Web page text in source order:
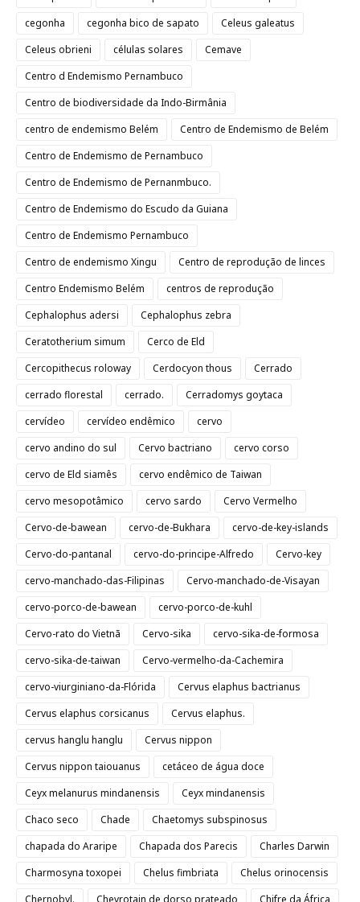
cegonha
cegonha bico de sapato
Celeus galeatus
Celeus obrieni
células solares
Cemave
Centro d Endemismo Pernambuco
Centro de biodiversidade da Indo-Birmânia
centro de endemismo Belém
Centro de Endemismo de Belém
Centro de Endemismo de Pernambuco
Centro de Endemismo de Pernanmbuco.
Centro de Endemismo do Escudo da Guiana
Centro de Endemismo Pernambuco
Centro de endemismo Xingu
Centro de reprodução de linces
Centro Endemismo Belém
centros de reprodução
Cephalophus adersi
Cephalophus zebra
Ceratotherium simum
Cerco de Eld
Cercopithecus roloway
Cerdocyon thous
Cerrado
cerrado florestal
cerrado.
Cerradomys goytaca
cervídeo
cervídeo endêmico
cervo
cervo andino do sul
Cervo bactriano
cervo corso
cervo de Eld siamês
cervo endêmico de Taiwan
cervo mesopotâmico
cervo sardo
Cervo Vermelho
Cervo-de-bawean
cervo-de-Bukhara
cervo-de-key-islands
Cervo-do-pantanal
cervo-do-principe-Alfredo
Cervo-key
cervo-manchado-das-Filipinas
Cervo-manchado-de-Visayan
cervo-porco-de-bawean
cervo-porco-de-kuhl
Cervo-rato do Vietnã
Cervo-sika
cervo-sika-de-formosa
cervo-sika-de-taiwan
Cervo-vermelho-da-Cachemira
cervo-viurginiano-da-Flórida
Cervus elaphus bactrianus
Cervus elaphus corsicanus
Cervus elaphus.
cervus hanglu hanglu
Cervus nippon
Cervus nippon taiouanus
cetáceo de água doce
Ceyx melanurus mindanensis
Ceyx mindanensis
Chaco seco
Chade
Chaetomys subspinosus
chapada do Araripe
Chapada dos Parecis
Charles Darwin
Charmosyna toxopei
Chelus fimbriata
Chelus orinocensis
Chernobyl.
Chevrotain de dorso prateado
Chifre da África